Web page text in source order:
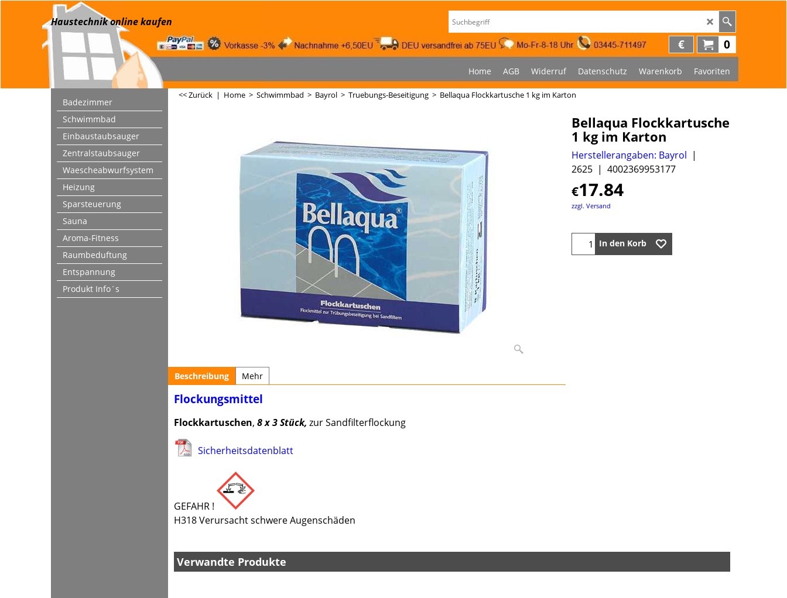
Haustechnik online kaufen
0
€
Home AGB Widerruf Datenschutz Warenkorb Favoriten
Badezimmer
Schwimmbad
Einbaustaubsauger
Zentralstaubsauger
Waescheabwurfsystem
Heizung
Sparsteuerung
Sauna
Aroma-Fitness
Raumbeduftung
Entspannung
Produkt Info´s
<< Zurück | Home > Schwimmbad > Bayrol > Truebungs-Beseitigung > Bellaqua Flockkartusche 1 kg im Karton
Bellaqua Flockkartusche
1 kg im Karton
Herstellerangaben: Bayrol
2625
4002369953177
€17.84
zzgl. Versand
In den Korb
Beschreibung Mehr
Flockungsmittel
Flockkartuschen, 8 x 3 Stück, zur Sandfilterflockung
Sicherheitsdatenblatt
GEFAHR !
H318 Verursacht schwere Augenschäden
Verwandte Produkte